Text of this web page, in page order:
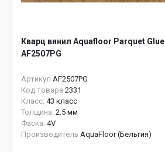
Кварц винил Aquafloor Parquet Glue
AF2507PG
Артикул AF2507PG
Код товара 2331
Класс: 43 класс
Толщина: 2.5 мм
Фаска: 4V
Производитель AquaFloor (Бельгия)